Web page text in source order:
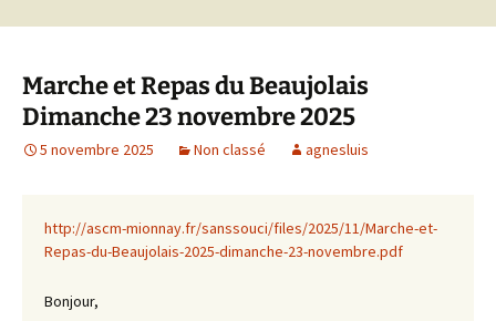
Marche et Repas du Beaujolais
Dimanche 23 novembre 2025
5 novembre 2025 Non classé agnesluis
http://ascm-mionnay.fr/sanssouci/files/2025/11/Marche-et-
Repas-du-Beaujolais-2025-dimanche-23-novembre.pdf
Bonjour,